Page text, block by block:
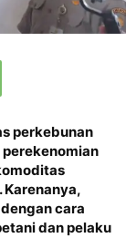
perkebunan
Karenanya,
cara
dan pelaku